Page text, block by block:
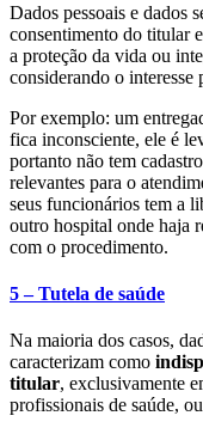
Dados pessoais e dados
consentimento do titular
a proteção da vida ou
considerando o
Por exemplo: um
fica inconsciente, ele é
portanto não tem
relevantes para o
seus funcionários tem a
outro hospital onde haja
com o procedimento.
5 – Tutela de saúde
Na maioria dos casos,
caracterizam como
titular, exclusivamente
profissionais de saúde,